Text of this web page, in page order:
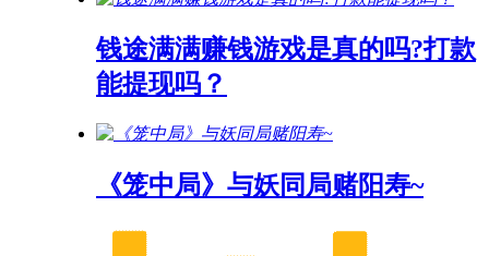
钱途满满赚钱游戏是真的吗?打款
能提现吗？
《笼中局》与妖同局赌阳寿~